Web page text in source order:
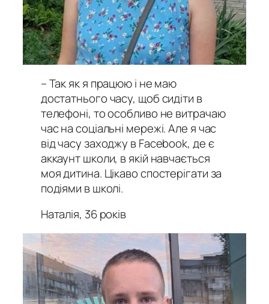
– Так як я працюю і не маю
достатнього часу, щоб сидіти в
телефоні, то особливо не витрачаю
час на соціальні мережі. Але я час
від часу заходжу в Facebook, де є
аккаунт школи, в якій навчається
моя дитина. Цікаво спостерігати за
подіями в школі.
Наталія, 36 років